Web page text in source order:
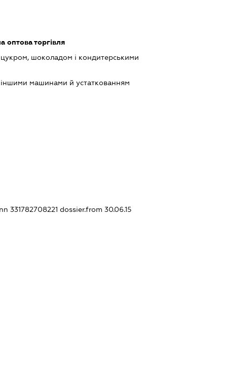
оптова торгівля
цукром, шоколадом і кондитерськими
іншими машинами й устаткованням
331782708221dossier.from 30.06.15